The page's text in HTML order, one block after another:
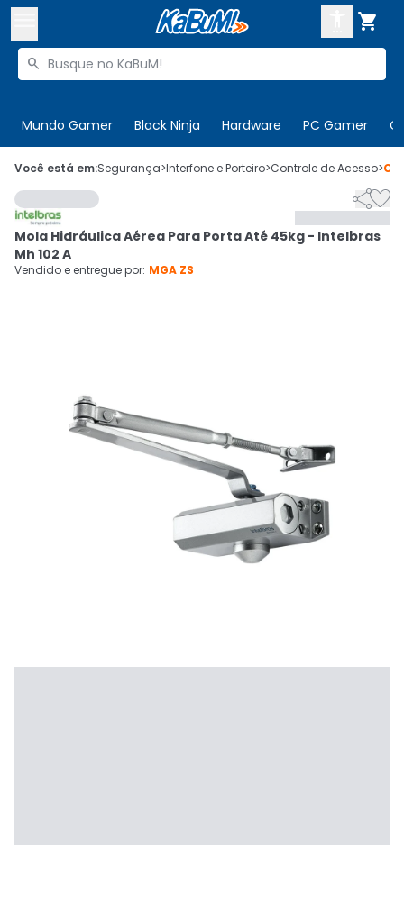

Buscar produtos

Mundo Gamer Black Ninja Hardware PC Gamer
 Olá. Acesse sua conta
 Departamentos
Cupons
CADASTRE-SE
Você está em:Segurança>Interfone e Porteiro>Controle de Acesso>

Mola Hidráulica Aérea Para Porta Até 45kg - Intelbras
Mh 102 A
Vendido e entregue por: MGA ZS